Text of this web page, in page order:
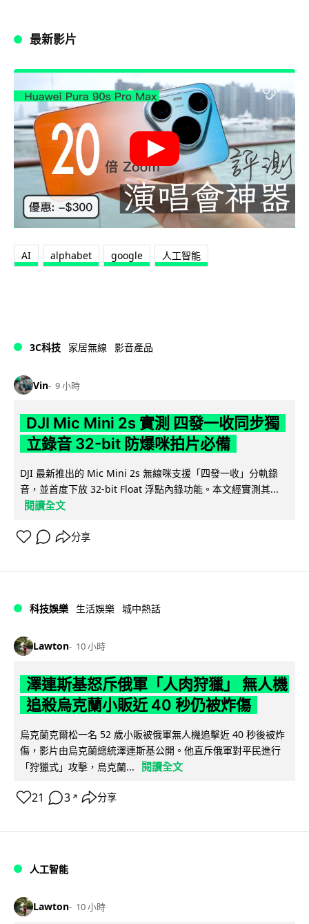
最新影片
AI alphabet google 人工智能
3C科技 家居無線 影音產品
Vin 9 小時
DJI Mic Mini 2s 實測 四發一收同步獨
立錄音 32-bit 防爆咪拍片必備
DJI 最新推出的 Mic Mini 2s 無線咪支援「四發一收」分軌錄
音，並首度下放 32-bit Float 浮點內錄功能。本文經實測其...
閱讀全文
分享
科技娛樂 生活娛樂 城中熱話
Lawton 10 小時
澤連斯基怒斥俄軍「人肉狩獵」 無人機
追殺烏克蘭小販近 40 秒仍被炸傷
烏克蘭克爾松一名 52 歲小販被俄軍無人機追擊近 40 秒後被炸
傷，影片由烏克蘭總統澤連斯基公開。他直斥俄軍對平民進行
「狩獵式」攻擊，烏克蘭...
閱讀全文
21 3 ↗ 分享
人工智能
Lawton 10 小時